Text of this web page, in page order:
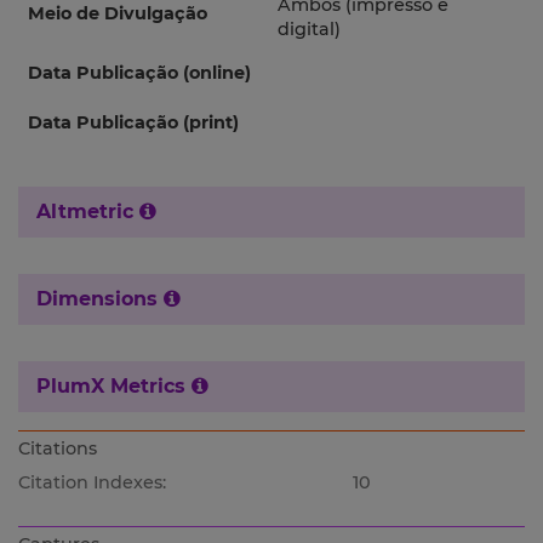
Meio de Divulgação
Ambos (impresso e
digital)
Data Publicação (online)
Data Publicação (print)
Altmetric
Dimensions
PlumX Metrics
Citations
Citation Indexes:
10